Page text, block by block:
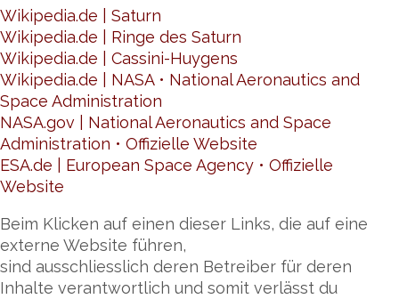
Wikipedia.de | Saturn
Wikipedia.de | Ringe des Saturn
Wikipedia.de | Cassini-Huygens
Wikipedia.de | NASA • National Aeronautics and
Space Administration
NASA.gov | National Aeronautics and Space
Administration • Offizielle Website
ESA.de | European Space Agency • Offizielle
Website
Beim Klicken auf einen dieser Links, die auf eine
externe Website führen,
sind ausschliesslich deren Betreiber für deren
Inhalte verantwortlich und somit verlässt du